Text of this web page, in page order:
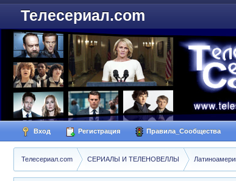
Телесериал.com
Вход Регистрация Правила_Сообщества
Телесериал.com СЕРИАЛЫ И ТЕЛЕНОВЕЛЛЫ